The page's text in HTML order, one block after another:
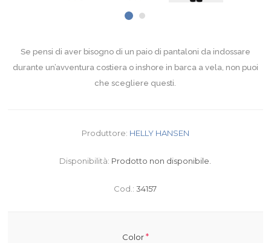
Se pensi di aver bisogno di un paio di pantaloni da indossare
durante un’avventura costiera o inshore in barca a vela, non puoi
che scegliere questi.
Produttore: HELLY HANSEN
Disponibilità: Prodotto non disponibile.
Cod.: 34157
Color*